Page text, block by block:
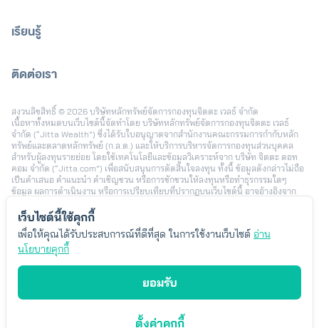
เรียนรู้
ติดต่อเรา
สงวนลิขสิทธิ์ © 2026 บริษัทหลักทรัพย์จัดการกองทุนจิตตะ เวลธ์ จำกัด
เนื้อหาทั้งหมดบนเว็บไซต์นี้จัดทำโดย บริษัทหลักทรัพย์จัดการกองทุนจิตตะ เวลธ์
จำกัด (“Jitta Wealth”) ซึ่งได้รับใบอนุญาตจากสำนักงานคณะกรรมการกำกับหลัก
ทรัพย์และตลาดหลักทรัพย์ (ก.ล.ต.) และให้บริการบริหารจัดการกองทุนส่วนบุคคล
สำหรับผู้ลงทุนรายย่อย โดยใช้เทคโนโลยีและข้อมูลวิเคราะห์จาก บริษัท จิตตะ ดอท
คอม จำกัด (“Jitta.com”) เพื่อสนับสนุนการตัดสินใจลงทุน ทั้งนี้ ข้อมูลดังกล่าวไม่ถือ
เป็นคำเสนอ คำแนะนำ คำเชิญชวน หรือการชักชวนให้ลงทุนหรือทำธุรกรรมใดๆ
ข้อมูล ผลการดำเนินงาน หรือการเปรียบเทียบที่ปรากฏบนเว็บไซต์นี้ อาจอ้างอิงจาก
สามารถใช้เป็นหลักประกันผลตอบแทนในอนาคต การลงทุนมีความเสี่ยง ผู้ลงทุนอาจ
สูญเสียเงินลงทุนบางส่วนหรือทั้งหมดได้ รวมถึงความเสี่ยงจากอัตราแลกเปลี่ยนใน
กรณีลงทุนในต่างประเทศ ผลตอบแทนของผู้ลงทุนแต่ละรายอาจแตกต่างกัน ขึ้นอยู่กับ
ปัจจัย เช่น ระยะเวลาและช่วงเวลาในการลงทุน นโยบายการลงทุน จำนวนเงินลงทุน
พฤติกรรมการเพิ่มหรือลดเงินลงทุน และสภาวะตลาดในแต่ละช่วง โดยตัวอย่างข้อมูล
หรือประสบการณ์การลงทุนที่นำเสนอ เป็นเพียงบางกรณีซึ่งได้รับความยินยอมในการ
เผยแพร่ เพื่อประกอบการพิจารณาเท่านั้น ไม่ได้สะท้อนผลลัพธ์ของผู้ลงทุนทั้งหมด
Jitta Wealth ไม่มีเจตนาแนะนำความเหมาะสมของกลยุทธ์การลงทุนใดเป็นการ
ได้ และค่าธรรมเนียมที่เกี่ยวข้องก่อนตัดสินใจลงทุน ทั้งนี้ “Jitta Wealth” เป็น
เว็บไซต์นี้ใช้คุกกี้
เพื่อให้คุณได้รับประสบการณ์ที่ดีที่สุด ในการใช้งานเว็บไซต์ อ่าน
นโยบายคุกกี้
ยอมรับ
ตั้งค่าคุกกี้